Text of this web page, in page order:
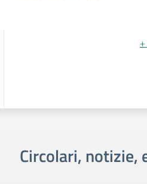
Circolari, notizie,